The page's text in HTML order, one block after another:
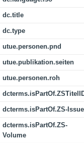
dc.title
dc.type
utue.personen.pnd
utue.publikation.seiten
utue.personen.roh
dcterms.isPartOf.ZS-Issue
dcterms.isPartOf.ZS-
Volume